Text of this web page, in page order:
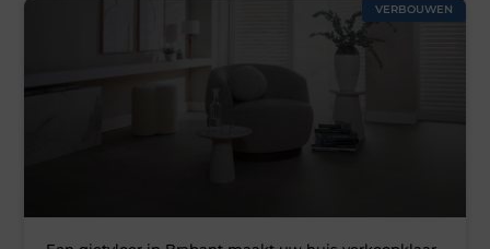
VERBOUWEN